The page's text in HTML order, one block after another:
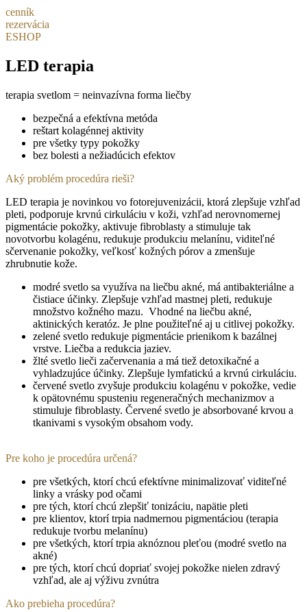
cenník
rezervácia
ESHOP
LED terapia
terapia svetlom = neinvazívna forma liečby
bezpečná a efektívna metóda
reštart kolagénnej aktivity
pre všetky typy pokožky
bez bolesti a nežiadúcich efektov
Aký problém procedúra rieši?
LED terapia je novinkou vo fotorejuvenizácii, ktorá zlepšuje vzhľad
pleti, podporuje krvnú cirkuláciu v koži, vzhľad nerovnomernej
pigmentácie pokožky, aktivuje fibroblasty a stimuluje tak
novotvorbu kolagénu, redukuje produkciu melanínu, viditeľné
sčervenanie pokožky, veľkosť kožných pórov a zmenšuje
zhrubnutie kože.
modré svetlo sa využíva na liečbu akné, má antibakteriálne a
čistiace účinky. Zlepšuje vzhľad mastnej pleti, redukuje
množstvo kožného mazu. Vhodné na liečbu akné,
aktinických keratóz. Je plne použiteľné aj u citlivej pokožky.
zelené svetlo redukuje pigmentácie prienikom k bazálnej
vrstve. Liečba a redukcia jaziev.
žlté svetlo lieči začervenania a má tiež detoxikačné a
vyhladzujúce účinky. Zlepšuje lymfatickú a krvnú cirkuláciu.
červené svetlo zvyšuje produkciu kolagénu v pokožke, vedie
k opätovnému spusteniu regeneračných mechanizmov a
stimuluje fibroblasty. Červené svetlo je absorbované krvou a
tkanivami s vysokým obsahom vody.
Pre koho je procedúra určená?
pre všetkých, ktorí chcú efektívne minimalizovať viditeľné
linky a vrásky pod očami
pre tých, ktorí chcú zlepšiť tonizáciu, napätie pleti
pre klientov, ktorí trpia nadmernou pigmentáciou (terapia
redukuje tvorbu melanínu)
pre všetkých, ktorí trpia aknóznou pleťou (modré svetlo na
akné)
pre tých, ktorí chcú dopriať svojej pokožke nielen zdravý
vzhľad, ale aj výživu zvnútra
Ako prebieha procedúra?